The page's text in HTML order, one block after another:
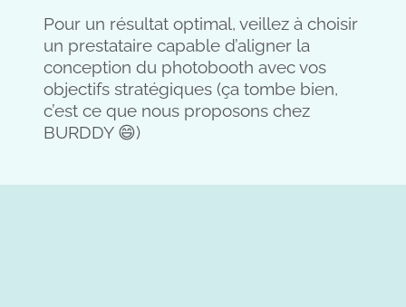
Pour un résultat optimal, veillez à choisir
un prestataire capable d’aligner la
conception du photobooth avec vos
objectifs stratégiques (ça tombe bien,
c’est ce que nous proposons chez
BURDDY 😄)